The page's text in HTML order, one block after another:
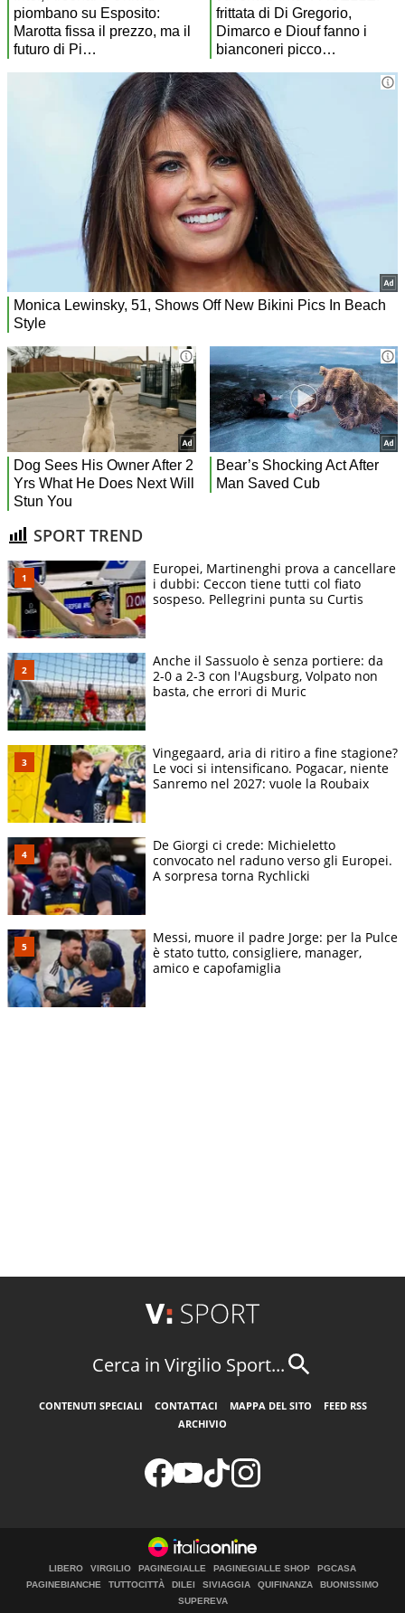
SPORT TREND
Europei, Martinenghi prova a cancellare
i dubbi: Ceccon tiene tutti col fiato
sospeso. Pellegrini punta su Curtis
Anche il Sassuolo è senza portiere: da
2-0 a 2-3 con l'Augsburg, Volpato non
basta, che errori di Muric
Vingegaard, aria di ritiro a fine stagione?
Le voci si intensificano. Pogacar, niente
Sanremo nel 2027: vuole la Roubaix
De Giorgi ci crede: Michieletto
convocato nel raduno verso gli Europei.
A sorpresa torna Rychlicki
Messi, muore il padre Jorge: per la Pulce
è stato tutto, consigliere, manager,
amico e capofamiglia
Cerca in Virgilio Sport...
CONTENUTI SPECIALI CONTATTACI MAPPA DEL SITO
FEED RSS
ARCHIVIO
LIBERO VIRGILIO PAGINEGIALLE PAGINEGIALLE SHOP
PGCASA
PAGINEBIANCHE
TUTTOCITTÀ DILEI SIVIAGGIA QUIFINANZA
BUONISSIMO
SUPEREVA